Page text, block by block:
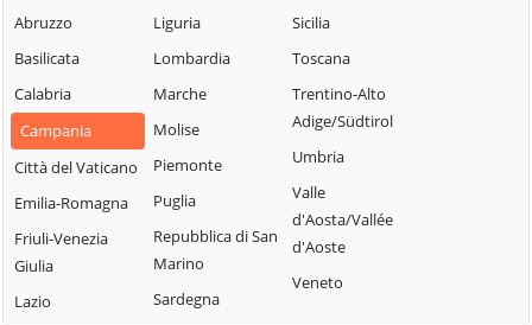
Bracigliano
Buccino
Buonabitacolo
Caggiano
Calvanico
Camerota
Campagna
Campora
Cannalonga
Severino
Minori
Moio della
Giacomo
Montecorice
Pugliano
Magno
San Mango
Piemonte
San Marzano sul
Sarno
San Mauro
Cilento
San Mauro la
Abruzzo
Basilicata
Calabria
Campania
Città del Vaticano
Emilia-Romagna
Friuli-Venezia
Giulia
Lazio
Liguria
Lombardia
Marche
Molise
Piemonte
Puglia
Repubblica di San
Marino
Sardegna
Sicilia
Toscana
Trentino-Alto
Adige/Südtirol
Umbria
Valle
d'Aosta/Vallée
d'Aoste
Veneto